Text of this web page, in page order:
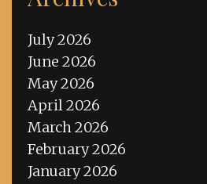
July 2026
June 2026
May 2026
April 2026
March 2026
February 2026
January 2026